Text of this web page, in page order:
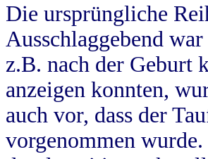
Die ursprüngliche
Ausschlaggebend
z.B. nach der Geburt
anzeigen konnten,
auch vor, dass der
vorgenommen